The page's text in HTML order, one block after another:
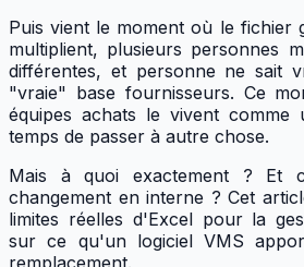
Puis vient le moment où le fichier
multiplient, plusieurs personnes
différentes, et personne ne sait
"vraie" base fournisseurs. Ce
équipes achats le vivent comme
temps de passer à autre chose.
Mais à quoi exactement ? Et
changement en interne ? Cet
limites réelles d'Excel pour la
sur ce qu'un logiciel VMS
remplacement.